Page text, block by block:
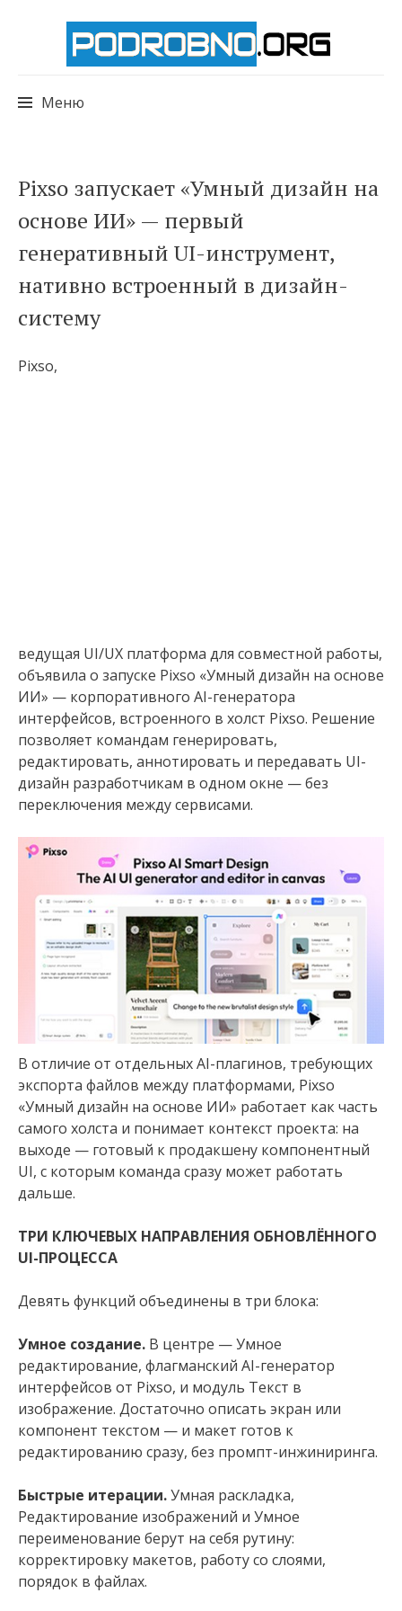
Меню
к
содержимому
Pixso запускает «Умный дизайн на
основе ИИ» — первый
генеративный UI-инструмент,
нативно встроенный в дизайн-
систему
Pixso,
ведущая UI/UX платформа для совместной работы,
объявила о запуске Pixso «Умный дизайн на основе
ИИ» — корпоративного AI-генератора
интерфейсов, встроенного в холст Pixso. Решение
позволяет командам генерировать,
редактировать, аннотировать и передавать UI-
дизайн разработчикам в одном окне — без
переключения между сервисами.
В отличие от отдельных AI-плагинов, требующих
экспорта файлов между платформами, Pixso
«Умный дизайн на основе ИИ» работает как часть
самого холста и понимает контекст проекта: на
выходе — готовый к продакшену компонентный
UI, с которым команда сразу может работать
дальше.
ТРИ КЛЮЧЕВЫХ НАПРАВЛЕНИЯ ОБНОВЛЁННОГО
UI-ПРОЦЕССА
Девять функций объединены в три блока:
Умное создание. В центре — Умное
редактирование, флагманский AI-генератор
интерфейсов от Pixso, и модуль Текст в
изображение. Достаточно описать экран или
компонент текстом — и макет готов к
редактированию сразу, без промпт-инжиниринга.
Быстрые итерации.Умная раскладка,
Редактирование изображений и Умное
переименование берут на себя рутину:
корректировку макетов, работу со слоями,
порядок в файлах.